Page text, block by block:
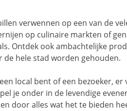
verwennen op een van de
op culinaire markten of
Ontdek ook ambachtelijke
de hele stad worden gehouden.
local bent of een bezoeker,
je onder in de levendige
door alles wat het te bieden